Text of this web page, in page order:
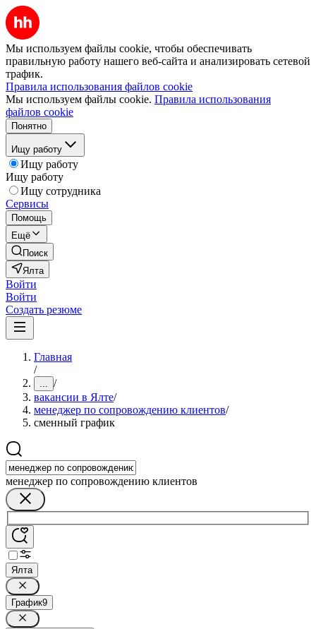
Мы используем файлы cookie, чтобы обеспечивать
правильную работу нашего веб-сайта и анализировать сетевой
трафик.
Правила использования файлов cookie
Мы используем файлы cookie. Правила использования
файлов cookie
Понятно
Ищу работу
Ищу работу
Ищу работу
Ищу сотрудника
Сервисы
Помощь
Ещё
Поиск
Ялта
Войти
Войти
Создать резюме
Главная
/
... /
вакансии в Ялте/
менеджер по сопровождению клиентов/
сменный график
менеджер по сопровождению клиентов
Ялта
График9